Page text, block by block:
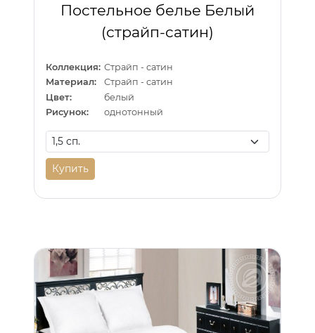
Постельное белье Белый
(страйп-сатин)
Коллекция: Страйп - сатин
Материал:
Страйп - сатин
Цвет:
белый
Рисунок:
однотонный
Купить